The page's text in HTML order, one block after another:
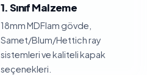
1. Sınıf Malzeme
18mm MDFlam gövde,
Samet/Blum/Hettich ray
sistemleri ve kaliteli kapak
seçenekleri.